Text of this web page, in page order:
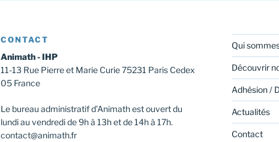
CONTACT
Animath - IHP
11-13 Rue Pierre et Marie Curie 75231 Paris Cedex
05 France
Le bureau administratif d’Animath est ouvert du
lundi au vendredi de 9h à 13h et de 14h à 17h.
contact@animath.fr
Qui
Découvrir
Adhésion /
Actualités
Contact